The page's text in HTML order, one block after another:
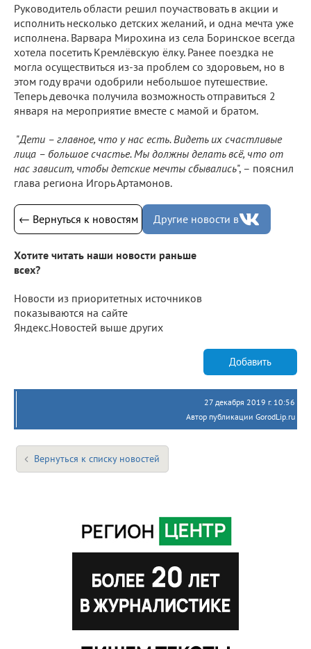
Руководитель области решил поучаствовать в акции и
исполнить несколько детских желаний, и одна мечта уже
исполнена. Варвара Мирохина из села Боринское всегда
хотела посетить Кремлёвскую ёлку. Ранее поездка не
могла осуществиться из-за проблем со здоровьем, но в
этом году врачи одобрили небольшое путешествие.
Теперь девочка получила возможность отправиться 2
января на мероприятие вместе с мамой и братом.
"Дети – главное, что у нас есть. Видеть их счастливые
лица – большое счастье. Мы должны делать всё, что от
нас зависит, чтобы детские мечты сбывались", – пояснил
глава региона Игорь Артамонов.
← Вернуться к новостям Другие новости в
Хотите читать наши новости раньше
всех?
Новости из приоритетных источников
показываются на сайте
Яндекс.Новостей выше других
Добавить
27 декабря 2019 г. 10:56
Автор публикации GorodLip.ru
Вернуться к списку новостей